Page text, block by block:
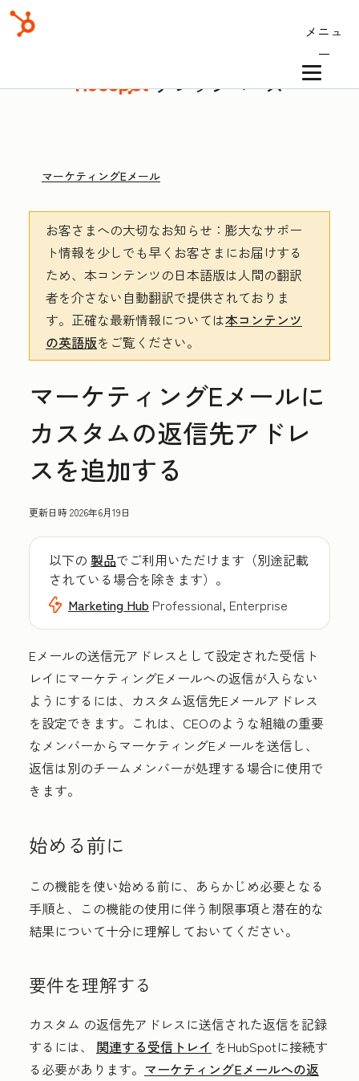
メニュ
ー
ナレッジベース
マーケティングEメール
お客さまへの大切なお知らせ ：膨大なサポー
ト情報を少しでも早くお客さまにお届けする
ため、本コンテンツの日本語版は人間の翻訳
者を介さない自動翻訳で提供されておりま
す。 正確な最新情報については本コンテンツ
の英語版をご覧ください。
マーケティングEメールに
カスタムの返信先アドレ
スを追加する
更新日時2026年6月19日
以下の 製品でご利用いただけます（別途記載
されている場合を除きます）。
Marketing Hub Professional, Enterprise
Eメールの送信元アドレスとして設定された受信ト
レイにマーケティングEメールへの返信が入らない
ようにするには、カスタム返信先Eメールアドレス
を設定できます。これは、CEOのような組織の重要
なメンバーからマーケティングEメールを送信し、
返信は別のチームメンバーが処理する場合に使用で
きます。
始める前に
この機能を使い始める前に、あらかじめ必要となる
手順と、この機能の使用に伴う制限事項と潜在的な
結果について十分に理解しておいてください。
要件を理解する
カスタム の返信先アドレス に送信された返信を記録
するには、 関連する受信トレイ をHubSpotに接続す
る必要があります。 マーケティングEメールへの返